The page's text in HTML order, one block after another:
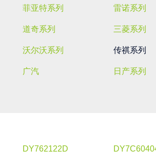
菲亚特系列 雷诺系列
道奇系列 三菱系列
沃尔沃系列 传祺系列
广汽 日产系列
DY762122D